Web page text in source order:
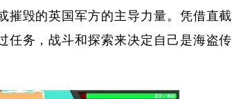
摧毁的英国军方的主导力量。凭借直截
任务，战斗和探索来决定自己是海盗传